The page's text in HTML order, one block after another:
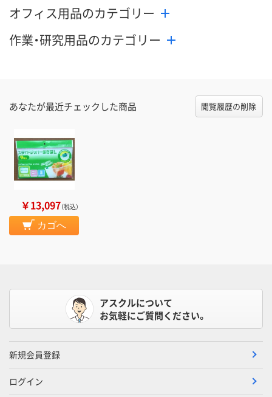
オフィス用品のカテゴリー
作業・研究用品のカテゴリー
あなたが最近チェックした商品 閲覧履歴の削除
￥13,097（税込）
カゴへ
アスクルについて
お気軽にご質問ください。
新規会員登録
ログイン